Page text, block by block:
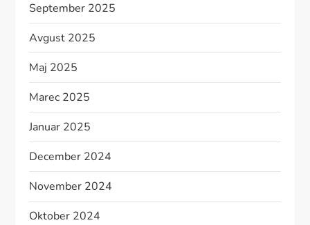
September 2025
Avgust 2025
Maj 2025
Marec 2025
Januar 2025
December 2024
November 2024
Oktober 2024